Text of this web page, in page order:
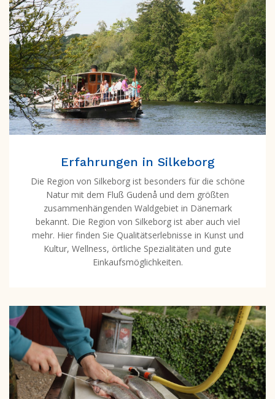
Erfahrungen in Silkeborg
Die Region von Silkeborg ist besonders für die schöne
Natur mit dem Fluß Gudenå und dem größten
zusammenhängenden Waldgebiet in Dänemark
bekannt. Die Region von Silkeborg ist aber auch viel
mehr. Hier finden Sie Qualitätserlebnisse in Kunst und
Kultur, Wellness, örtliche Spezialitäten und gute
Einkaufsmöglichkeiten.